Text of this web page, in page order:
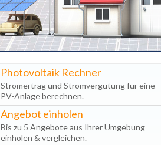
Photovoltaik Rechner
Stromertrag und Stromvergütung für eine
PV-Anlage berechnen.
Angebot einholen
Bis zu 5 Angebote aus Ihrer Umgebung
einholen & vergleichen.